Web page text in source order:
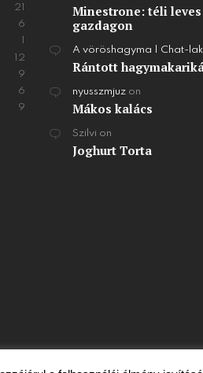
21
6
12
9
6
9
Minestrone: téli leves
gazdagon
A vöröshagyma | Chat-
Rántott
nyusszmjuzon
Mákos kalács
Szilvi on
Joghurt Torta